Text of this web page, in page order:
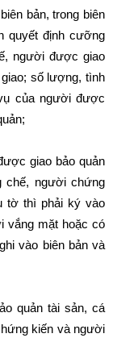
bản, trong biên
quyết định cưỡng
người được giao
số lượng, tình
của người được
giao bảo quản
chế, người chứng
tờ thì phải ký vào
vắng mặt hoặc có
vào biên bản và
quản tài sản, cá
kiến và người